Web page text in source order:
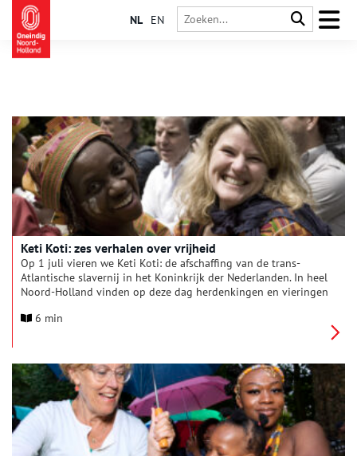
NL EN
Keti Koti: zes verhalen over vrijheid
Op 1 juli vieren we Keti Koti: de afschaffing van de trans-
Atlantische slavernij in het Koninkrijk der Nederlanden. In heel
Noord-Holland vinden op deze dag herdenkingen en vieringen
provincie Noord-Holland plaatst elk jaar haar Spiegelboom op
verhalen over onderdrukking en vrijheid voor je op een rij
gezet.
6 min